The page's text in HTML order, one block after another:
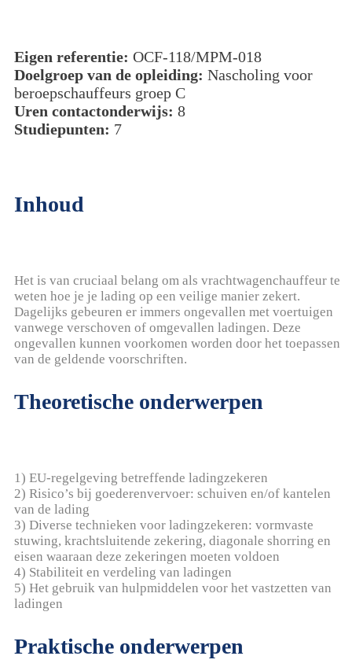
Eigen referentie: OCF-118/MPM-018
Doelgroep van de opleiding: Nascholing voor
beroepschauffeurs groep C
Uren contactonderwijs: 8
Studiepunten: 7
Inhoud
Het is van cruciaal belang om als vrachtwagenchauffeur te
weten hoe je je lading op een veilige manier zekert.
Dagelijks gebeuren er immers ongevallen met voertuigen
vanwege verschoven of omgevallen ladingen. Deze
ongevallen kunnen voorkomen worden door het toepassen
van de geldende voorschriften.
Theoretische onderwerpen
1) EU-regelgeving betreffende ladingzekeren
2) Risico’s bij goederenvervoer: schuiven en/of kantelen
van de lading
3) Diverse technieken voor ladingzekeren: vormvaste
stuwing, krachtsluitende zekering, diagonale shorring en
eisen waaraan deze zekeringen moeten voldoen
4) Stabiliteit en verdeling van ladingen
5) Het gebruik van hulpmiddelen voor het vastzetten van
ladingen
Praktische onderwerpen